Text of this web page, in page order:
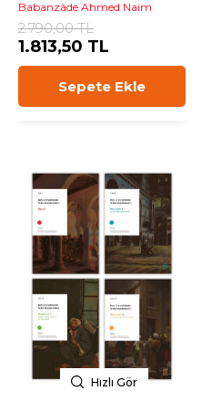
Babanzâde Ahmed Naim
2.790,00 TL
1.813,50 TL
Sepete Ekle
Hızlı Gör